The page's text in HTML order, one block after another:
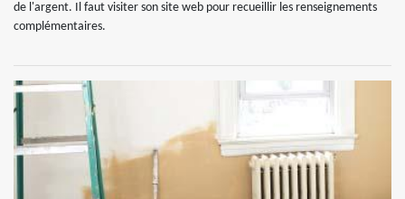
de l'argent. Il faut visiter son site web pour recueillir les renseignements
complémentaires.